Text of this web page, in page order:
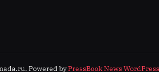
Powered byPressBook News